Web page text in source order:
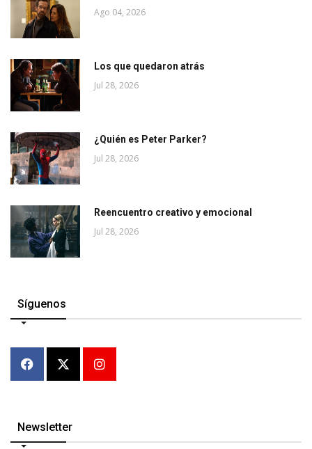
Ago 04, 2026
Los que quedaron atrás
Jul 28, 2026
¿Quién es Peter Parker?
Jul 28, 2026
Reencuentro creativo y emocional
Jul 28, 2026
Síguenos
Newsletter